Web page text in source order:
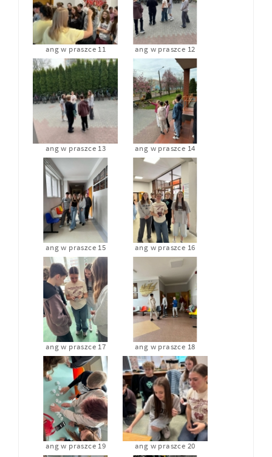
ang w praszce 11 ang w praszce 12
ang w praszce 13 ang w praszce 14
ang w praszce 15 ang w praszce 16
ang w praszce 17 ang w praszce 18
ang w praszce 19 ang w praszce 20